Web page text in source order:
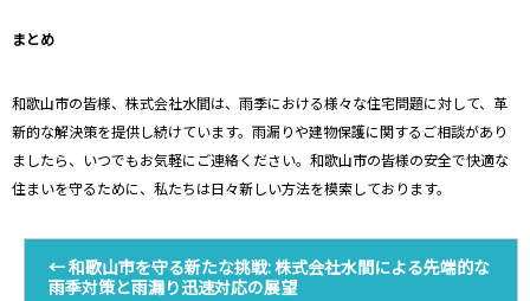
まとめ
和歌山市の皆様、株式会社水間は、雨季における様々な住宅問題に対して、革
新的な解決策を提供し続けています。雨漏りや建物保護に関するご相談があり
ましたら、いつでもお気軽にご連絡ください。和歌山市の皆様の安全で快適な
住まいを守るために、私たちは日々新しい方法を模索しております。
←和歌山市を守る新たな挑戦: 株式会社水間による先端的な
雨季対策と雨漏り迅速対応の展望